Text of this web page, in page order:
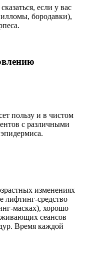
если у вас
бородавки),
пользу и в чистом
с различными
изменениях
лифтинг-средство
масках), хорошо
сеансов
Время каждой